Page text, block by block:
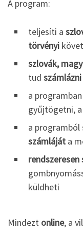
A program:
teljesíti a
törvényi
szlovák,
tud számlázni
a
gyűjtögetni, a
a programból
számláját a
küldheti
Mindezt online, a